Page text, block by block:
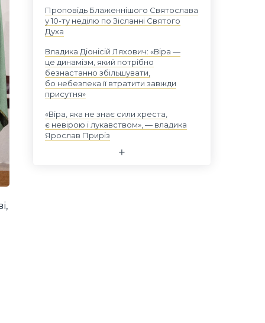
Проповідь Блаженнішого Святослава
у 10-ту неділю по Зісланні Святого
Духа
Владика Діонісій Ляхович: «Віра —
це динамізм, який потрібно
безнастанно збільшувати,
бо небезпека її втратити завжди
присутня»
«Віра, яка не знає сили хреста,
є невірою і лукавством», — владика
Ярослав Приріз